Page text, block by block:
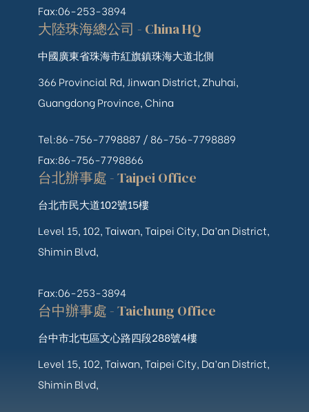
Fax:06-253-3894
大陸珠海總公司 - China HQ
中國廣東省珠海市紅旗鎮珠海大道北側
366 Provincial Rd, Jinwan District, Zhuhai,
Guangdong Province, China
Tel:86-756-7798887 / 86-756-7798889
Fax:86-756-7798866
台北辦事處 - Taipei Office
台北市民大道102號15樓
Level 15, 102, Taiwan, Taipei City, Da’an District,
Shimin Blvd,
Fax:06-253-3894
台中辦事處 - Taichung Office
台中市北屯區文心路四段288號4樓
Level 15, 102, Taiwan, Taipei City, Da’an District,
Shimin Blvd,